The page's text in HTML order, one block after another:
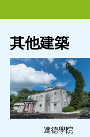
其他建築
閱讀更多
達德學院